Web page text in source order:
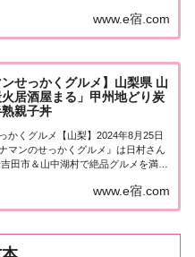
詳しくはこちら！山梨県 山中湖村
kitche...
www.e宿.com
ンせっかくグルメ】山梨県 山
居酒屋まる」甲州地どり炭
親子丼
かくグルメ【山梨】2024年8月25日
マンのせっかくグルメ』は日村さん
田市＆山中湖村で絶品グルメを満
)」についてまとめました。詳しくは
山中湖村「山中湖炭火焼⭕...
www.e宿.com